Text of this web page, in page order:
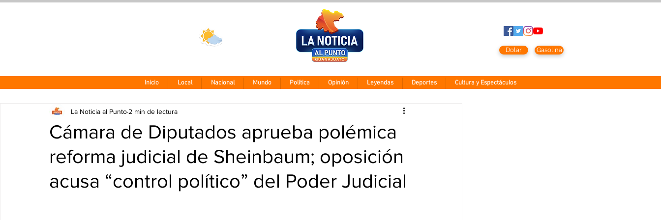
Dolar Gasolina
Inicio Local Nacional Mundo Política Opinión Leyendas Deportes Cultura y Espectáculos
Cámara de Diputados aprueba polémica
reforma judicial de Sheinbaum; oposición
acusa “control político” del Poder Judicial
La Noticia al Punto 2 min de lectura